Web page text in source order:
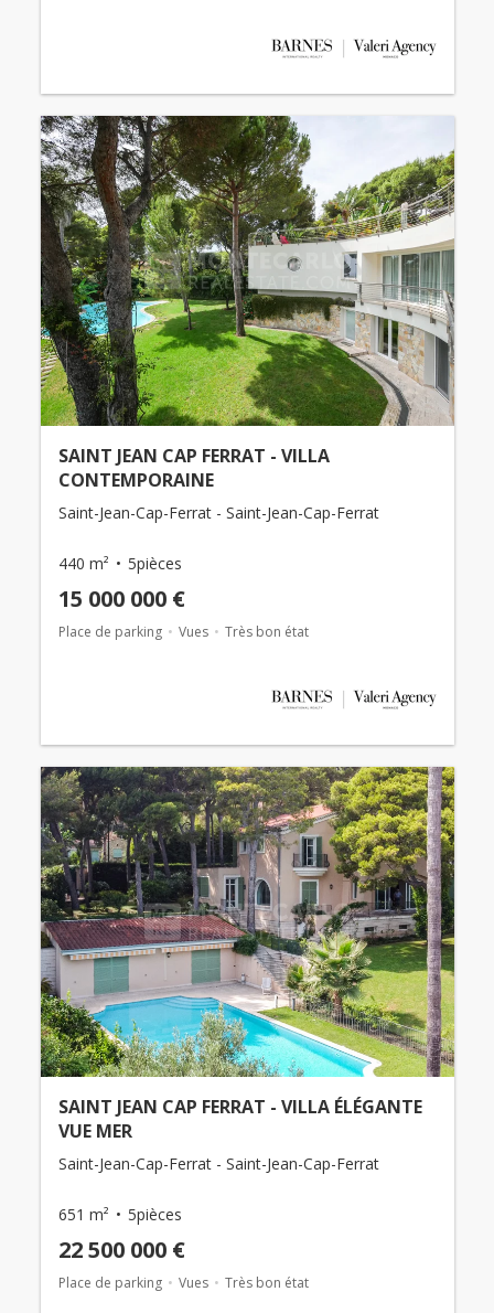
SAINT JEAN CAP FERRAT - VILLA
CONTEMPORAINE
Saint-Jean-Cap-Ferrat - Saint-Jean-Cap-Ferrat
440 m² 5pièces
15 000 000 €
Place de parking Vues Très bon état
SAINT JEAN CAP FERRAT - VILLA ÉLÉGANTE
VUE MER
Saint-Jean-Cap-Ferrat - Saint-Jean-Cap-Ferrat
651 m² 5pièces
22 500 000 €
Place de parking Vues Très bon état